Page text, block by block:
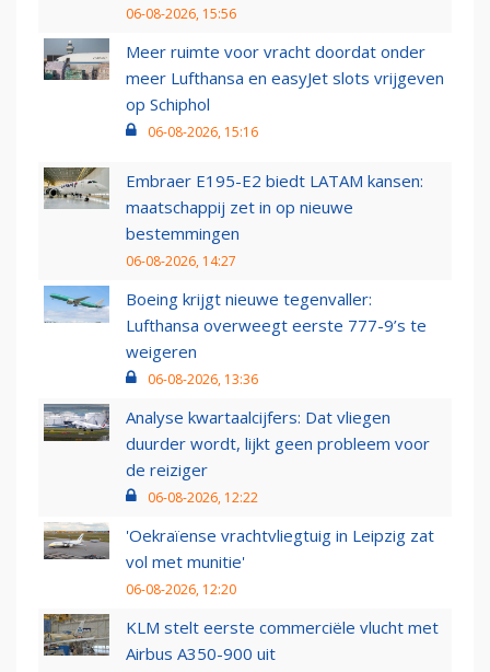
06-08-2026, 15:56
Meer ruimte voor vracht doordat onder
meer Lufthansa en easyJet slots vrijgeven
op Schiphol
06-08-2026, 15:16
Embraer E195-E2 biedt LATAM kansen:
maatschappij zet in op nieuwe
bestemmingen
06-08-2026, 14:27
Boeing krijgt nieuwe tegenvaller:
Lufthansa overweegt eerste 777-9’s te
weigeren
06-08-2026, 13:36
Analyse kwartaalcijfers: Dat vliegen
duurder wordt, lijkt geen probleem voor
de reiziger
06-08-2026, 12:22
'Oekraïense vrachtvliegtuig in Leipzig zat
vol met munitie'
06-08-2026, 12:20
KLM stelt eerste commerciële vlucht met
Airbus A350-900 uit